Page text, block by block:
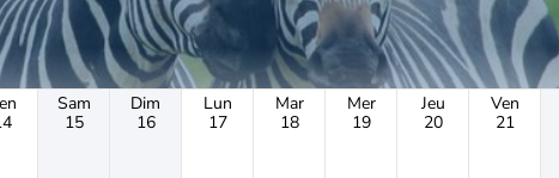
Sam
15
Dim
16
Lun
17
Mar
18
Mer
19
Jeu
20
Ven
21